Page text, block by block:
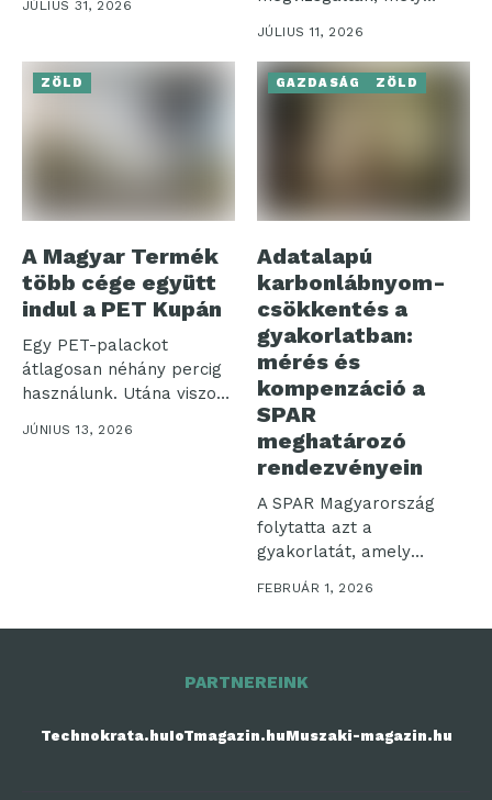
látványosság,...
JÚLIUS 31, 2026
megyéket sújtották...
JÚLIUS 11, 2026
ZÖLD
A Magyar Termék
több cége együtt
indul a PET Kupán
Egy PET-palackot
átlagosan néhány percig
használunk. Utána viszont
akár 450 évig is...
JÚNIUS 13, 2026
GAZDASÁG ZÖLD
Adatalapú
karbonlábnyom-
csökkentés a
gyakorlatban:
mérés és
kompenzáció a
SPAR
meghatározó
rendezvényein
A SPAR Magyarország
folytatta azt a
gyakorlatát, amely
szerint kiemelt vállalati
eseményeit...
FEBRUÁR 1, 2026
PARTNEREINK
Technokrata.huIoTmagazin.huMuszaki-magazin.hu